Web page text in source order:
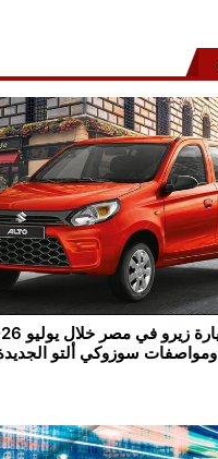
ومواصفات سوزوكي ألتو الجديدة